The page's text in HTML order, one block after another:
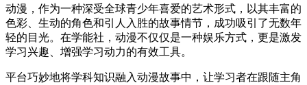
动漫，作为一种深受全球青少年喜爱的艺术形式，以其丰富的
色彩、生动的角色和引人入胜的故事情节，成功吸引了无数年
轻的目光。在学能社，动漫不仅仅是一种娱乐方式，更是激发
学习兴趣、增强学习动力的有效工具。
平台巧妙地将学科知识融入动漫故事中，让学习者在跟随主角